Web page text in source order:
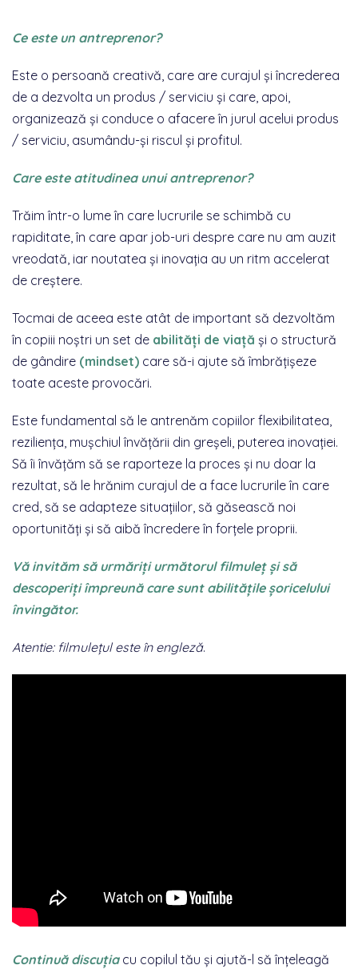
Ce este un antreprenor?
Este o persoană creativă, care are curajul și încrederea
de a dezvolta un produs / serviciu și care, apoi,
organizează și conduce o afacere în jurul acelui produs
/ serviciu, asumându-și riscul și profitul.
Care este atitudinea unui antreprenor?
Trăim într-o lume în care lucrurile se schimbă cu
rapiditate, în care apar job-uri despre care nu am auzit
vreodată, iar noutatea și inovația au un ritm accelerat
de creștere.
Tocmai de aceea este atât de important să dezvoltăm
în copiii noștri un set de abilități de viață și o structură
de gândire (mindset) care să-i ajute să îmbrățișeze
toate aceste provocări.
Este fundamental să le antrenăm copiilor flexibilitatea,
reziliența, mușchiul învățării din greșeli, puterea inovației.
Să îi învățăm să se raporteze la proces și nu doar la
rezultat, să le hrănim curajul de a face lucrurile în care
cred, să se adapteze situațiilor, să găsească noi
oportunități și să aibă încredere în forțele proprii.
Vă invităm să urmăriți următorul filmuleț și să
descoperiți împreună care sunt abilitățile șoricelului
învingător.
Atentie: filmulețul este în engleză.
Continuă discuțiacu copilul tău și ajută-l să înțeleagă